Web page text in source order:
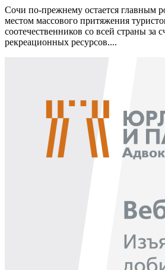
Сочи по-прежнему остается главным
местом массового притяжения
соотечественников со всей страны за
рекреационных ресурсов....